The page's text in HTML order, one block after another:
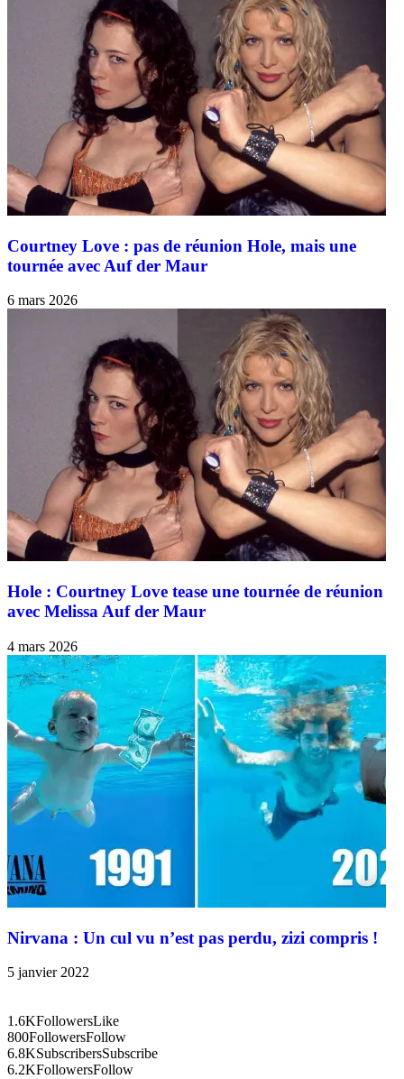
Courtney Love : pas de réunion Hole, mais une
tournée avec Auf der Maur
6 mars 2026
Hole : Courtney Love tease une tournée de réunion
avec Melissa Auf der Maur
4 mars 2026
Nirvana : Un cul vu n’est pas perdu, zizi compris !
5 janvier 2022
1.6KFollowersLike
800FollowersFollow
6.8KSubscribersSubscribe
6.2KFollowersFollow